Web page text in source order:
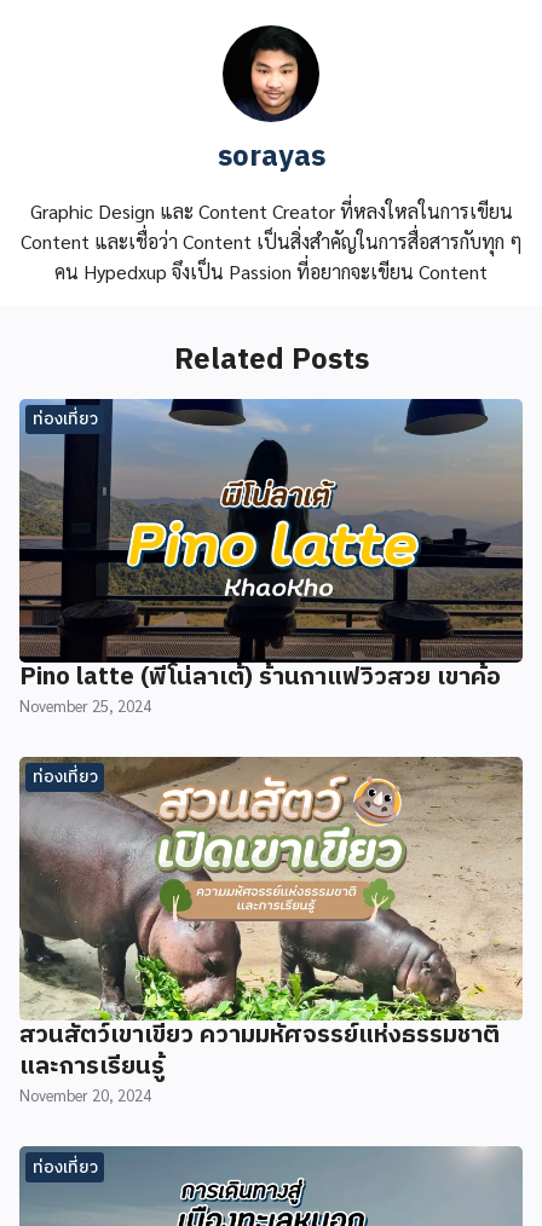
sorayas
Graphic Design และ Content Creator ที่หลงใหลในการเขียน
Content และเชื่อว่า Content เป็นสิ่งสำคัญในการสื่อสารกับทุก ๆ
คน Hypedxup จึงเป็น Passion ที่อยากจะเขียน Content
Related Posts
ท่องเที่ยว
Pino latte (พีโน่ลาเต้) ร้านกาแฟวิวสวย เขาค้อ
November 25, 2024
ท่องเที่ยว
สวนสัตว์เขาเขียว ความมหัศจรรย์แห่งธรรมชาติ
และการเรียนรู้
November 20, 2024
ท่องเที่ยว